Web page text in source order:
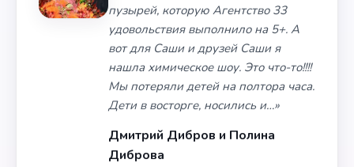
пузырей, которую Агентство 33
удовольствия выполнило на 5+. А
вот для Саши и друзей Саши я
нашла химическое шоу. Это что-то!!!!
Мы потеряли детей на полтора часа.
Дети в восторге, носились и…»
Дмитрий Дибров и Полина
Диброва